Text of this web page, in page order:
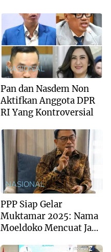
NASIONAL
Pan dan Nasdem Non
Aktifkan Anggota DPR
RI Yang Kontroversial
NASIONAL
PPP Siap Gelar
Muktamar 2025: Nama
Moeldoko Mencuat Jadi